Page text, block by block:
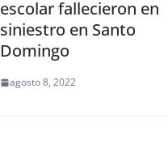
escolar fallecieron en
siniestro en Santo
Domingo
agosto 8, 2022